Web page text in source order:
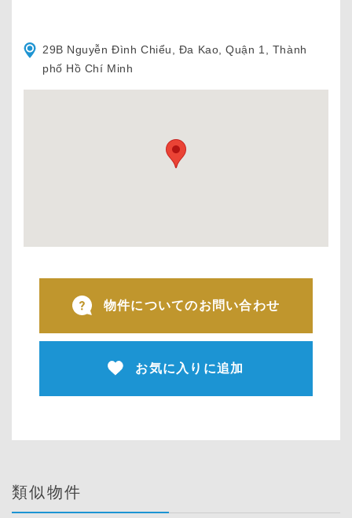
29B Nguyễn Đình Chiểu, Đa Kao, Quận 1, Thành
phố Hồ Chí Minh
物件についてのお問い合わせ
お気に入りに追加
類似物件